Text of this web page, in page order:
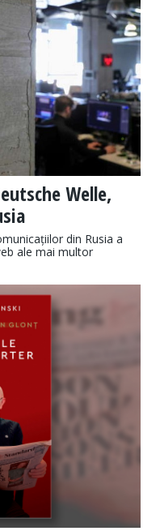
Welle,
din Rusia a
ale mai multor